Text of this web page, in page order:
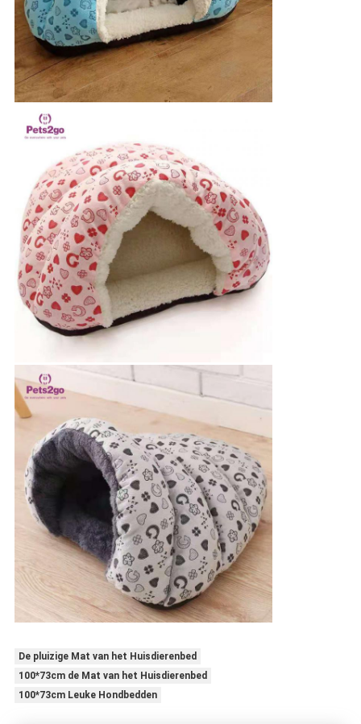
De pluizige Mat van het Huisdierenbed
100*73cm de Mat van het Huisdierenbed
100*73cm Leuke Hondbedden